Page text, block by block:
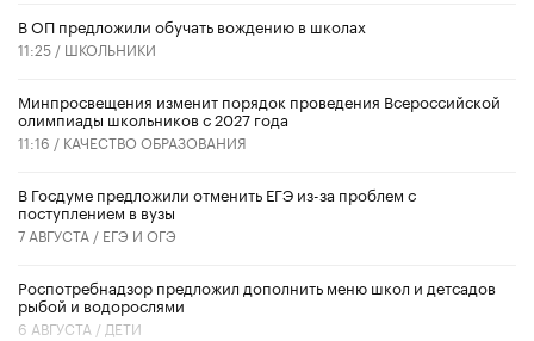
В ОП предложили обучать вождению в школах
11:25 / ШКОЛЬНИКИ
Минпросвещения изменит порядок проведения Всероссийской
олимпиады школьников с 2027 года
11:16 / КАЧЕСТВО ОБРАЗОВАНИЯ
В Госдуме предложили отменить ЕГЭ из-за проблем с
поступлением в вузы
7 АВГУСТА / ЕГЭ И ОГЭ
Роспотребнадзор предложил дополнить меню школ и детсадов
рыбой и водорослями
6 АВГУСТА / ДЕТИ